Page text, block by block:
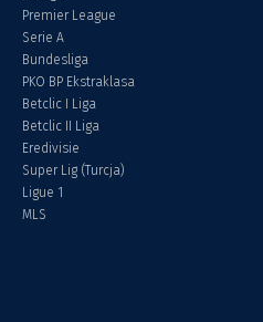
Premier League
Serie A
Bundesliga
PKO BP Ekstraklasa
Betclic I Liga
Betclic II Liga
Eredivisie
Super Lig (Turcja)
Ligue 1
MLS